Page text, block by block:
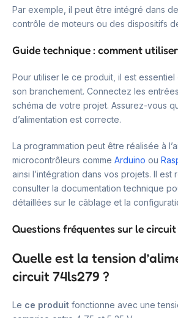
Par exemple, il peut être intégré dans
contrôle de moteurs ou des dispositifs
Guide technique : comment
Pour utiliser le ce produit, il est
son branchement. Connectez les
schéma de votre projet. Assurez-vous
d’alimentation est correcte.
La programmation peut être réalisée à
microcontrôleurs comme Arduino ou
ainsi l’intégration dans vos projets. Il est
consulter la documentation technique
détaillées sur le câblage et la
Questions fréquentes sur le
Quelle est la tension
circuit 74ls279 ?
Le ce produit fonctionne avec une